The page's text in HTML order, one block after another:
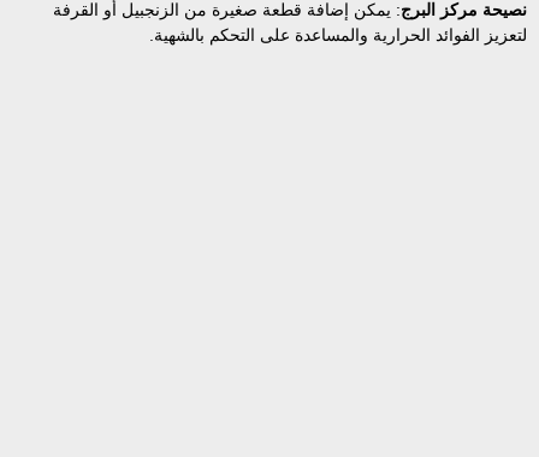
نصيحة مركز البرج: يمكن إضافة قطعة صغيرة من الزنجبيل أو القرفة
لتعزيز الفوائد الحرارية والمساعدة على التحكم بالشهية.